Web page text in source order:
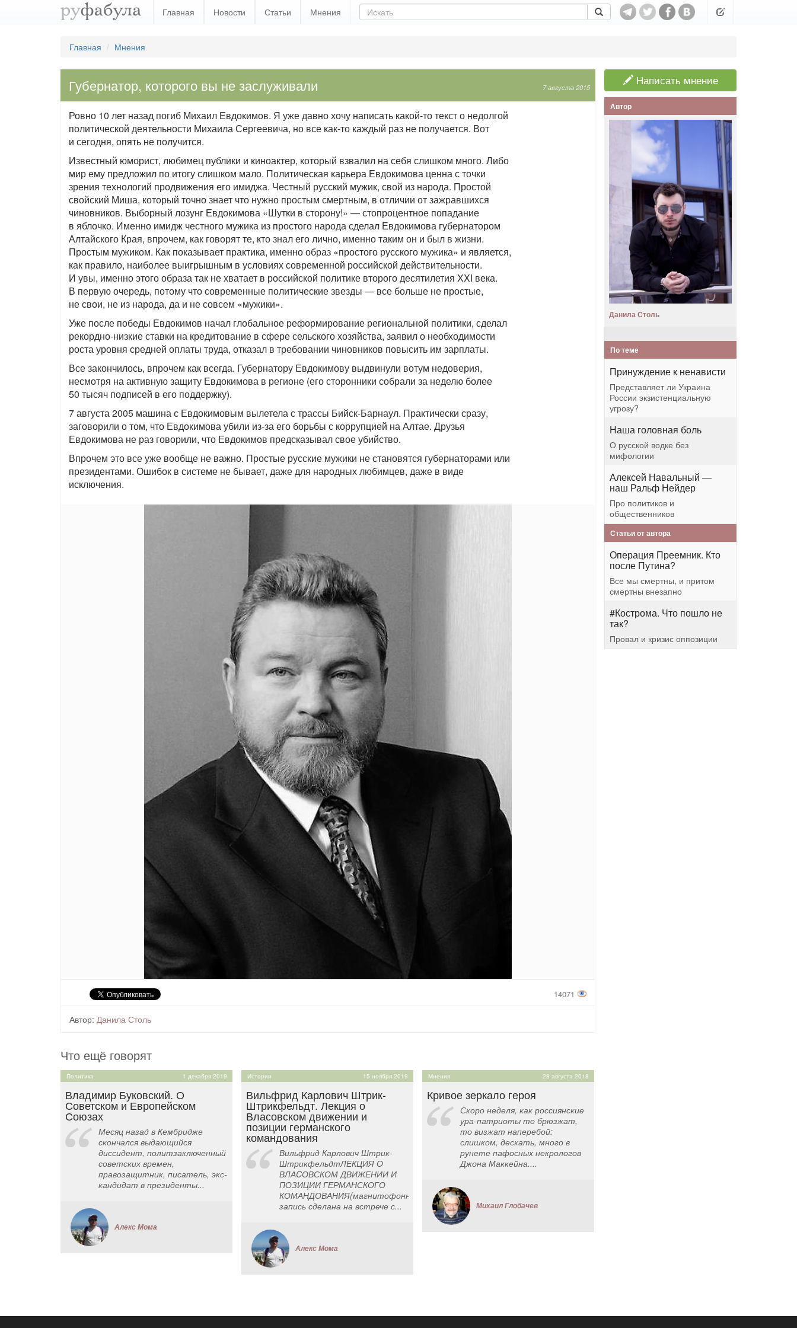
Главная Новости Статьи Мнения
Главная Мнения
7 августа 2015
Губернатор, которого вы не заслуживали
Ровно 10 лет назад погиб Михаил Евдокимов. Я уже давно хочу написать какой-то текст о недолгой
политической деятельности Михаила Сергеевича, но все как-то каждый раз не получается. Вот
и сегодня, опять не получится.
Известный юморист, любимец публики и киноактер, который взвалил на себя слишком много. Либо
мир ему предложил по итогу слишком мало. Политическая карьера Евдокимова ценна с точки
зрения технологий продвижения его имиджа. Честный русский мужик, свой из народа. Простой
свойский Миша, который точно знает что нужно простым смертным, в отличии от зажравшихся
чиновников. Выборный лозунг Евдокимова «Шутки в сторону!» — стопроцентное попадание
в яблочко. Именно имидж честного мужика из простого народа сделал Евдокимова губернатором
Алтайского Края, впрочем, как говорят те, кто знал его лично, именно таким он и был в жизни.
Простым мужиком. Как показывает практика, именно образ «простого русского мужика» и является,
как правило, наиболее выигрышным в условиях современной российской действительности.
И увы, именно этого образа так не хватает в российской политике второго десятилетия XXI века.
В первую очередь, потому что современные политические звезды — все больше не простые,
не свои, не из народа, да и не совсем «мужики».
Уже после победы Евдокимов начал глобальное реформирование региональной политики, сделал
рекордно-низкие ставки на кредитование в сфере сельского хозяйства, заявил о необходимости
роста уровня средней оплаты труда, отказал в требовании чиновников повысить им зарплаты.
Все закончилось, впрочем как всегда. Губернатору Евдокимову выдвинули вотум недоверия,
несмотря на активную защиту Евдокимова в регионе (его сторонники собрали за неделю более
50 тысяч подписей в его поддержку).
7 августа 2005 машина с Евдокимовым вылетела с трассы Бийск-Барнаул. Практически сразу,
заговорили о том, что Евдокимова убили из-за его борьбы с коррупцией на Алтае. Друзья
Евдокимова не раз говорили, что Евдокимов предсказывал свое убийство.
Впрочем это все уже вообще не важно. Простые русские мужики не становятся губернаторами или
президентами. Ошибок в системе не бывает, даже для народных любимцев, даже в виде
исключения.
14071
Автор: Данила Столь
Написать мнение
Автор
Данила Столь
По теме
Принуждение к ненависти
Представляет ли Украина
России экзистенциальную
угрозу?
Наша головная боль
О русской водке без
мифологии
Алексей Навальный —
наш Ральф Нейдер
Про политиков и
общественников
Статьи от автора
Операция Преемник. Кто
после Путина?
Все мы смертны, и притом
смертны внезапно
#Кострома. Что пошло не
так?
Провал и кризис оппозиции
Что ещё говорят
Политика 1 декабря 2019
Владимир Буковский. О
Советском и Европейском
Союзах
Месяц назад в Кембридже
скончался выдающийся
диссидент, политзаключенный
советских времен,
правозащитник, писатель, экс-
кандидат в президенты...
Алекс Мома
История 15 ноября 2019
Вильфрид Карлович Штрик-
Штрикфельдт. Лекция о
Власовском движении и
позиции германского
командования
Вильфрид Карлович Штрик-
ШтрикфельдтЛЕКЦИЯ О
ВЛАCОВСКОМ ДВИЖЕНИИ И
ПОЗИЦИИ ГЕРМАНСКОГО
КОМАНДОВАНИЯ(магнитофонная
запись сделана на встрече с...
Алекс Мома
Мнения 28 августа 2018
Кривое зеркало героя
Скоро неделя, как россиянские
ура-патриоты то брюзжат,
то визжат наперебой:
слишком, дескать, много в
рунете пафосных некрологов
Джона Маккейна....
Михаил Глобачев